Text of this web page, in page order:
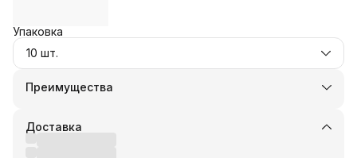
Упаковка
10 шт.
Преимущества
Оплата частями в Сплит
Удобный возврат
Доставка